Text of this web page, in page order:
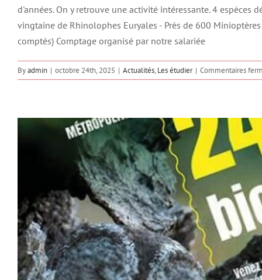
d'années. On y retrouve une activité intéressante. 4 espèces
vingtaine de Rhinolophes Euryales - Près de 600
comptés) Comptage organisé par notre salariée
Byadmin | octobre 24th, 2025 | Actualités, Les étudier | Commentaires